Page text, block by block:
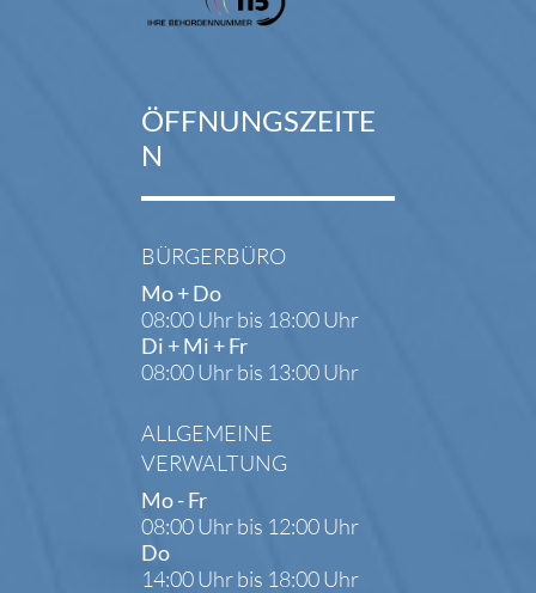
ÖFFNUNGSZEITE
N
BÜRGERBÜRO
Mo + Do
08:00 Uhr bis 18:00 Uhr
Di + Mi + Fr
08:00 Uhr bis 13:00 Uhr
ALLGEMEINE
VERWALTUNG
Mo - Fr
08:00 Uhr bis 12:00 Uhr
Do
14:00 Uhr bis 18:00 Uhr